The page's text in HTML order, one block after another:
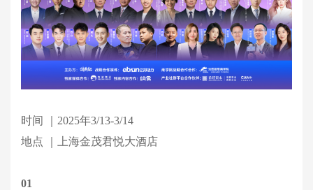
时间 ｜2025年3/13-3/14
地点 ｜上海金茂君悦大酒店
01